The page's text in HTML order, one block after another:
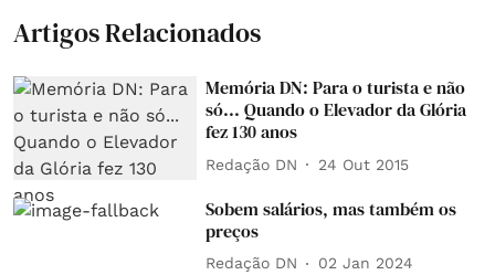
Artigos Relacionados
Memória DN: Para o turista e não
só... Quando o Elevador da Glória
fez 130 anos
Redação DN 24 Out 2015
Sobem salários, mas também os
preços
Redação DN 02 Jan 2024